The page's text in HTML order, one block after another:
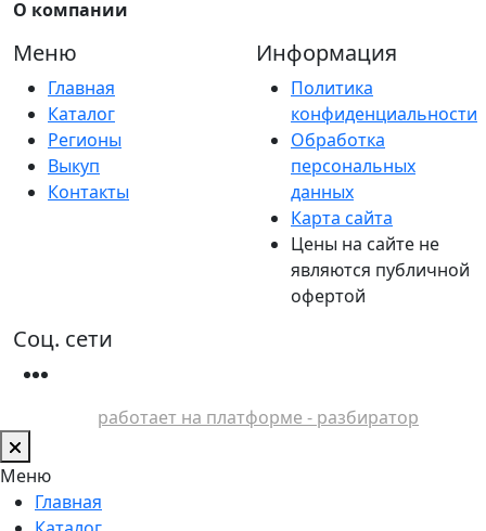
О компании
Меню
Главная
Каталог
Регионы
Выкуп
Контакты
Информация
Политика
конфиденциальности
Обработка
персональных
данных
Карта сайта
Цены на сайте не
являются публичной
офертой
Соц. сети
работает на платформе - разбиратор
Меню
Главная